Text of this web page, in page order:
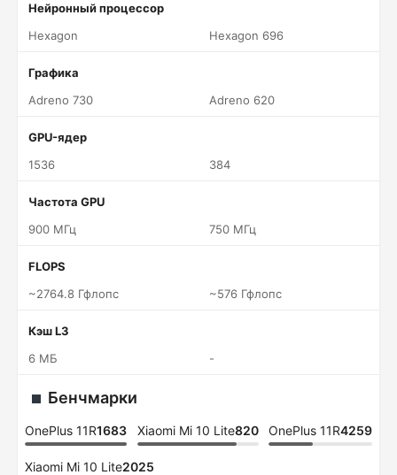
Нейронный процессор
Hexagon
Hexagon 696
Графика
Adreno 730
Adreno 620
GPU-ядер
1536
384
Частота GPU
900 МГц
750 МГц
FLOPS
~2764.8 Гфлопс
~576 Гфлопс
Кэш L3
6 МБ
-
Бенчмарки
OnePlus 11R1683 Xiaomi Mi 10 Lite820 OnePlus 11R4259
Xiaomi Mi 10 Lite2025